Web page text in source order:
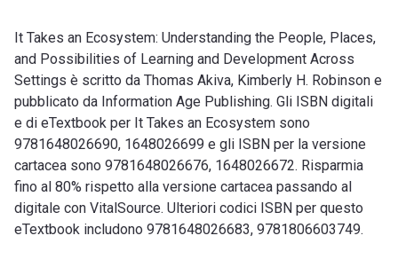
It Takes an Ecosystem: Understanding the People, Places,
and Possibilities of Learning and Development Across
Settings è scritto da Thomas Akiva, Kimberly H. Robinson e
pubblicato da Information Age Publishing. Gli ISBN digitali
e di eTextbook per It Takes an Ecosystem sono
9781648026690, 1648026699 e gli ISBN per la versione
cartacea sono 9781648026676, 1648026672. Risparmia
fino al 80% rispetto alla versione cartacea passando al
digitale con VitalSource. Ulteriori codici ISBN per questo
eTextbook includono 9781648026683, 9781806603749.